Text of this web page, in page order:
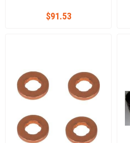
$91.53